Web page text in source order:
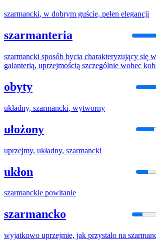
szarmancki, w dobrym guście, pełen elegancji
szarmanteria
szarmancki sposób bycia charakteryzujący się
galanterią, uprzejmością szczególnie wobec
obyty
układny, szarmancki, wytworny
ułożony
uprzejmy, układny, szarmancki
ukłon
szarmanckie powitanie
szarmancko
wyjatkowo uprzejmie, jak przystało na